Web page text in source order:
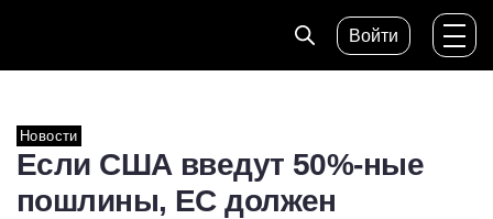
Войти
Новости
Если США введут 50%-ные
пошлины, ЕС должен